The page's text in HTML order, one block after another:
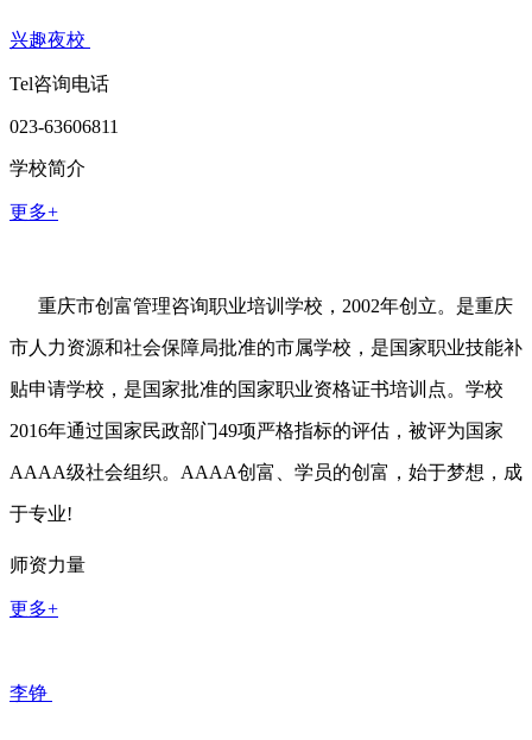
兴趣夜校
Tel咨询电话
023-63606811
学校简介
更多+
重庆市创富管理咨询职业培训学校，2002年创立。是重庆
市人力资源和社会保障局批准的市属学校，是国家职业技能补
贴申请学校，是国家批准的国家职业资格证书培训点。学校
2016年通过国家民政部门49项严格指标的评估，被评为国家
AAAA级社会组织。AAAA创富、学员的创富，始于梦想，成
于专业!
师资力量
更多+
李铮